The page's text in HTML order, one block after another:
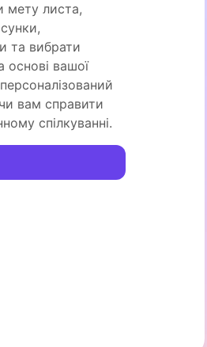
мету листа,
та вибрати
основі вашої
вам справити
спілкуванні.